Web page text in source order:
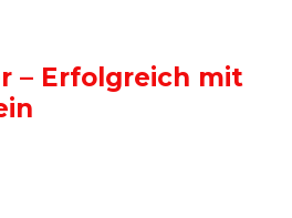
– Erfolgreich mit